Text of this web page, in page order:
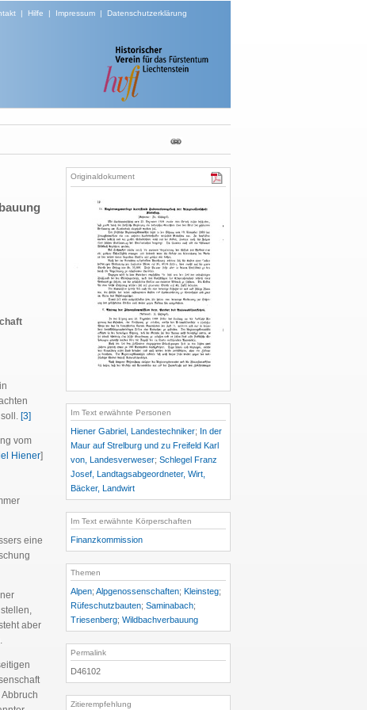
| Hilfe | Impressum| Datenschutzerklärung
[3]
vom
Hiener]
eine
aber
Originaldokument
Im Text erwähnte Personen
Hiener Gabriel, Landestechniker; In der
Maur auf Strelburg und zu Freifeld Karl
von, Landesverweser; Schlegel Franz
Josef, Landtagsabgeordneter, Wirt,
Bäcker, Landwirt
Im Text erwähnte Körperschaften
Finanzkommission
Themen
Alpen; Alpgenossenschaften; Kleinsteg;
Rüfeschutzbauten; Saminabach;
Triesenberg; Wildbachverbauung
Permalink
D46102
Zitierempfehlung